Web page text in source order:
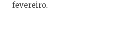
fevereiro.